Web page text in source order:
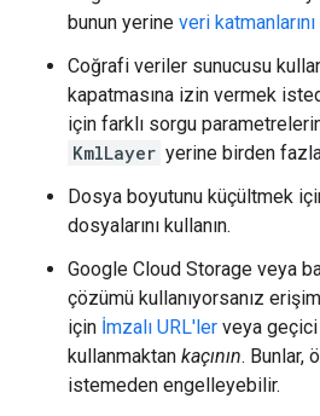
bunun yerine veri katmanlarını
Coğrafi veriler sunucusu
kapatmasına izin vermek
için farklı sorgu
KmlLayer yerine birden
Dosya boyutunu küçültmek
dosyalarını kullanın.
Google Cloud Storage veya
çözümü kullanıyorsanız
için İmzalı URL'ler veya
kullanmaktan kaçının. Bunlar,
istemeden engelleyebilir.